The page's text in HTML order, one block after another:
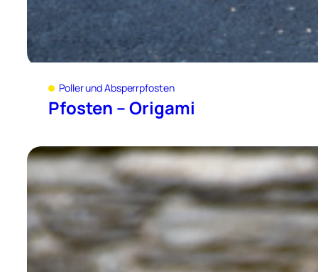
Poller und Absperrpfosten
Pfosten – Origami